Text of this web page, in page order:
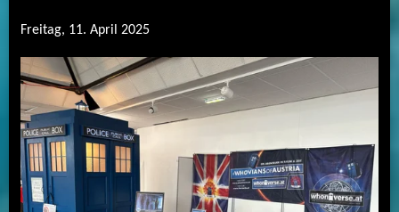
Freitag, 11. April 2025